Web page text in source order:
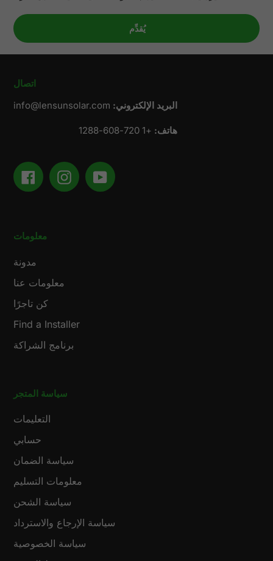
اتصال
البريد الإلكتروني:
هاتف: +1 720-608-1288
FacebookInstagramYouTube
معلومات
مدونة
معلومات عنا
كن تاجرًا
Find a Installer
برنامج الشراكة
سياسة المتجر
التعليمات
حسابي
سياسة الضمان
معلومات التسليم
سياسة الشحن
سياسة الإرجاع والاسترداد
سياسة الخصوصية